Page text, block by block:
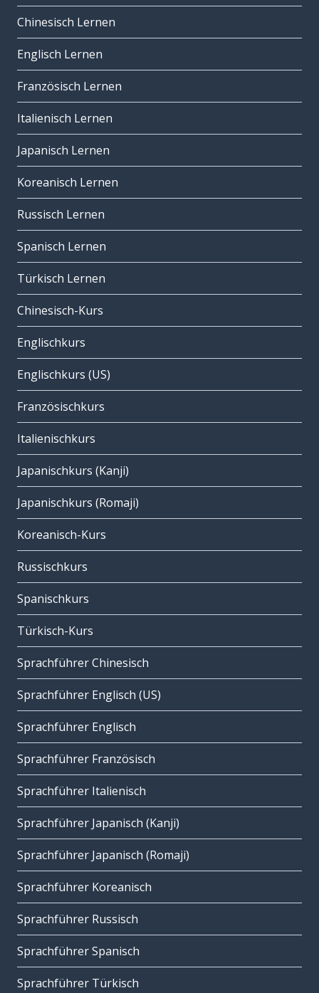
Chinesisch Lernen
Englisch Lernen
Französisch Lernen
Italienisch Lernen
Japanisch Lernen
Koreanisch Lernen
Russisch Lernen
Spanisch Lernen
Türkisch Lernen
Chinesisch-Kurs
Englischkurs
Englischkurs (US)
Französischkurs
Italienischkurs
Japanischkurs (Kanji)
Japanischkurs (Romaji)
Koreanisch-Kurs
Russischkurs
Spanischkurs
Türkisch-Kurs
Sprachführer Chinesisch
Sprachführer Englisch (US)
Sprachführer Englisch
Sprachführer Französisch
Sprachführer Italienisch
Sprachführer Japanisch (Kanji)
Sprachführer Japanisch (Romaji)
Sprachführer Koreanisch
Sprachführer Russisch
Sprachführer Spanisch
Sprachführer Türkisch